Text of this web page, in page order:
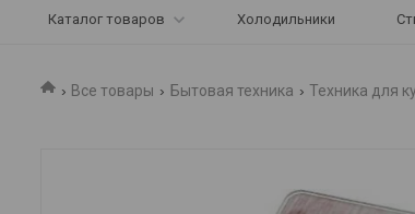
Каталог товаров Холодильники
Все товары Бытовая техника Техника для